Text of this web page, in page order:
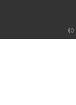
©